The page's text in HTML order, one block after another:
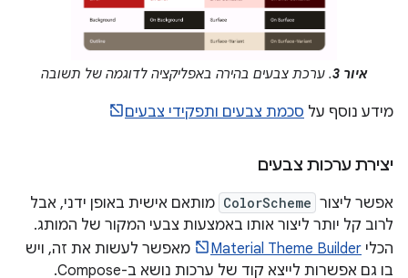
איור 3 . ערכת צבעים בהירה באפליקציה לדוגמה של תשובה
מידע נוסף על סכמת צבעים ותפקידי צבעים
יצירת ערכות צבעים
אפשר ליצור ColorScheme מותאם אישית באופן ידני, אבל
לרוב קל יותר ליצור אותו באמצעות צבעי המקור של המותג.
הכלי Material Theme Builder
מאפשר לעשות את זה, ויש
בו גם אפשרות לייצא קוד של ערכות נושא ב-Compose.